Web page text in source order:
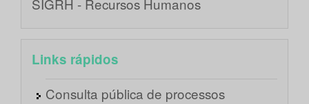
SIGRH - Recursos Humanos
Links rápidos
Consulta pública de processos